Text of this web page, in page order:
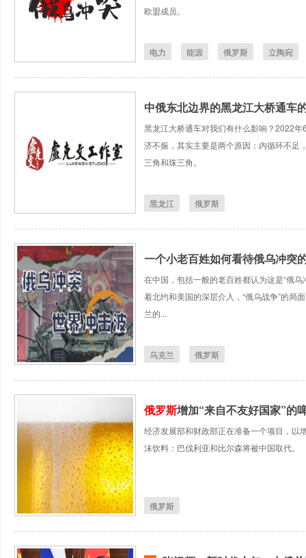
欧盟成员。
电力 能源 俄罗斯 立陶宛
中俄东北边界的黑龙江大桥通车
黑龙江大桥通车对我们有什么影响？2022
济不振，其实主要是两个原因：内循环不足
三角和珠三角。
黑龙江 俄罗斯
一个小老百姓如何看待俄乌冲突
在中国，包括一般的老百姓都认为这是“俄
着北约和美国的深层介入，“俄乌战争”的局
兰的...
乌克兰 俄罗斯
俄罗斯增加“来自不友好国家”的
经济发展部和财政部正在准备一个项目，以
沫饮料：巴伐利亚和比尔森将被中国取代。
俄罗斯